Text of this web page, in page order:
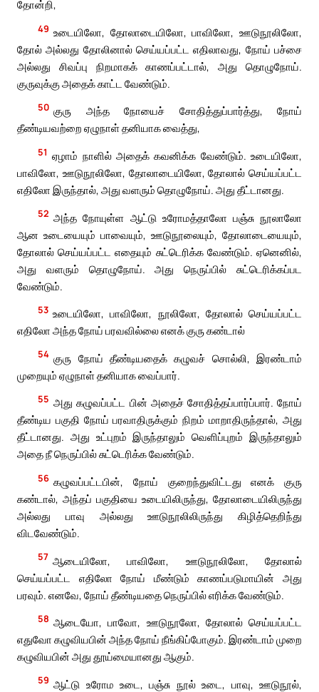
தோன்றி,
49 உடையிலோ, தோலாடையிலோ, பாவிலோ, ஊடுநூலிலோ,
தோல் அல்லது தோலினால் செய்யப்பட்ட எதிலாவது, நோய் பச்சை
அல்லது சிவப்பு நிறமாகக் காணப்பட்டால், அது தொழுநோய்.
குருவுக்கு அதைக் காட்ட வேண்டும்.
50 குரு அந்த நோயைச் சோதித்துப்பார்த்து, நோய்
தீண்டியவற்றை ஏழுநாள் தனியாக வைத்து,
51 ஏழாம் நாளில் அதைக் கவனிக்க வேண்டும். உடையிலோ,
பாவிலோ, ஊடுநூலிலோ, தோலாடையிலோ, தோலால் செய்யப்பட்ட
எதிலோ இருந்தால், அது வளரும் தொழுநோய். அது தீட்டானது.
52 அந்த நோயுள்ள ஆட்டு உரோமத்தாலோ பஞ்சு நூலாலோ
ஆன உடையையும் பாவையும், ஊடுநூலையும், தோலாடையையும்,
தோலால் செய்யப்பட்ட எதையும் சுட்டெரிக்க வேண்டும். ஏனெனில்,
அது வளரும் தொழுநோய். அது நெருப்பில் சுட்டெரிக்கப்பட
வேண்டும்.
53 உடையிலோ, பாவிலோ, நூலிலோ, தோலால் செய்யப்பட்ட
எதிலோ அந்த நோய் பரவவில்லை எனக் குரு கண்டால்
54 குரு நோய் தீண்டியதைக் கழுவச் சொல்லி, இரண்டாம்
முறையும் ஏழுநாள் தனியாக வைப்பார்.
55 அது கழுவப்பட்ட பின் அதைச் சோதித்தப்பார்ப்பார். நோய்
தீண்டிய பகுதி நோய் பரவாதிருக்கும் நிறம் மாறாதிருந்தால், அது
தீட்டானது. அது உட்புறம் இருந்தாலும் வெளிப்புறம் இருந்தாலும்
அதை நீ நெருப்பில் சுட்டெரிக்க வேண்டும்.
56 கழுவப்பட்டபின், நோய் குறைந்துவிட்டது எனக் குரு
கண்டால், அந்தப் பகுதியை உடையிலிருந்து, தோலாடையிலிருந்து
அல்லது பாவு அல்லது ஊடுநூலிலிருந்து கிழித்தெறிந்து
விடவேண்டும்.
57 ஆடையிலோ, பாவிலோ, ஊடுநூலிலோ, தோலால்
செய்யப்பட்ட எதிலோ நோய் மீண்டும் காணப்படுமாயின் அது
பரவும். எனவே, நோய் தீண்டியதை நெருப்பில் எரிக்க வேண்டும்.
58 ஆடையோ, பாவோ, ஊடுநூலோ, தோலால் செய்யப்பட்ட
எதுவோ கழுவியபின் அந்த நோய் நீங்கிப்போகும். இரண்டாம் முறை
கழுவியபின் அது தூய்மையானது ஆகும்.
59 ஆட்டு உரோம உடை, பஞ்சு நூல் உடை, பாவு, ஊடுநூல்,